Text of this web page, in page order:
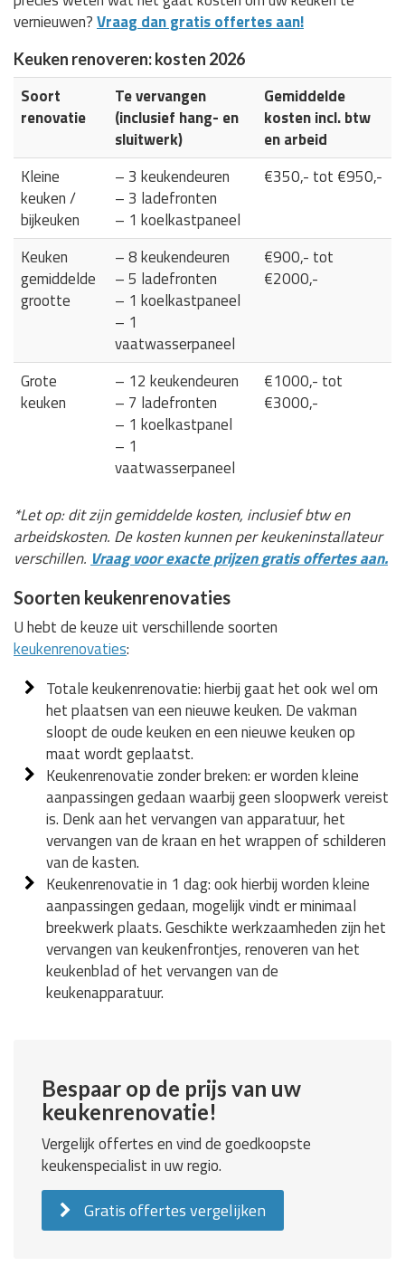
vernieuwen?Vraag dan gratis offertes aan!
Keuken renoveren: kosten 2026
Soort
renovatie
Te vervangen
(inclusief hang- en
sluitwerk)
Gemiddelde
kosten incl. btw
en arbeid
Kleine
keuken /
bijkeuken
– 3 keukendeuren
– 3 ladefronten
– 1 koelkastpaneel
€350,- tot €950,-
Keuken
gemiddelde
grootte
– 8 keukendeuren
– 5 ladefronten
– 1 koelkastpaneel
– 1
vaatwasserpaneel
€900,- tot
€2000,-
Grote
keuken
– 12 keukendeuren
– 7 ladefronten
– 1 koelkastpanel
– 1
vaatwasserpaneel
€1000,- tot
€3000,-
*Let op: dit zijn gemiddelde kosten, inclusief btw en
arbeidskosten. De kosten kunnen per keukeninstallateur
verschillen. Vraag voor exacte prijzen gratis offertes aan.
Soorten keukenrenovaties
U hebt de keuze uit verschillende soorten
keukenrenovaties:
Totale keukenrenovatie: hierbij gaat het ook wel om
het plaatsen van een nieuwe keuken. De vakman
sloopt de oude keuken en een nieuwe keuken op
maat wordt geplaatst.
Keukenrenovatie zonder breken: er worden kleine
aanpassingen gedaan waarbij geen sloopwerk vereist
is. Denk aan het vervangen van apparatuur, het
vervangen van de kraan en het wrappen of schilderen
van de kasten.
Keukenrenovatie in 1 dag: ook hierbij worden kleine
aanpassingen gedaan, mogelijk vindt er minimaal
breekwerk plaats. Geschikte werkzaamheden zijn het
vervangen van keukenfrontjes, renoveren van het
keukenblad of het vervangen van de
keukenapparatuur.
Bespaar op de prijs van uw
keukenrenovatie!
Vergelijk offertes en vind de goedkoopste
keukenspecialist in uw regio.
Gratis offertes vergelijken